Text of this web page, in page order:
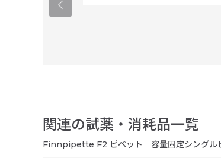
関連の試薬・消耗品一覧
Finnpipette F2 ピペット 容量固定シングル